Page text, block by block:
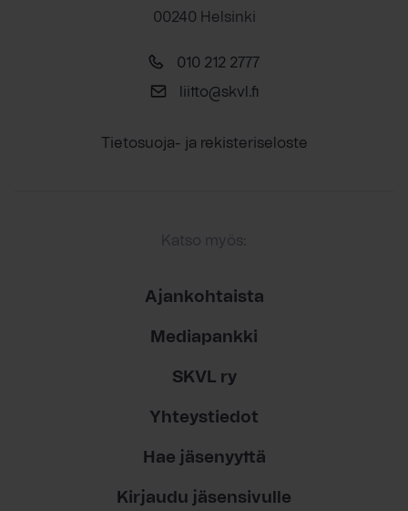
00240 Helsinki
010 212 2777
liitto@skvl.fi
Tietosuoja- ja rekisteriseloste
Katso myös:
Ajankohtaista
Mediapankki
SKVL ry
Yhteystiedot
Hae jäsenyyttä
Kirjaudu jäsensivulle